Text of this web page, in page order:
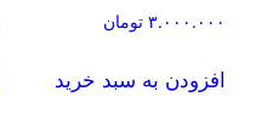
۳.۰۰۰.۰۰۰ تومان
افزودن به سبد خرید